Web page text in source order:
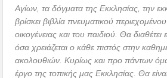
Αγίων, τα δόγματα της Εκκλησίας, την
βρίσκει βιβλία πνευματικού
οικογένειας και του παιδιού. Θα διαθέτει
όσα χρειάζεται ο κάθε πιστός στην
ακολουθιών. Κυρίως και προ πάντων
έργο της τοπικής μας Εκκλησίας. Θα